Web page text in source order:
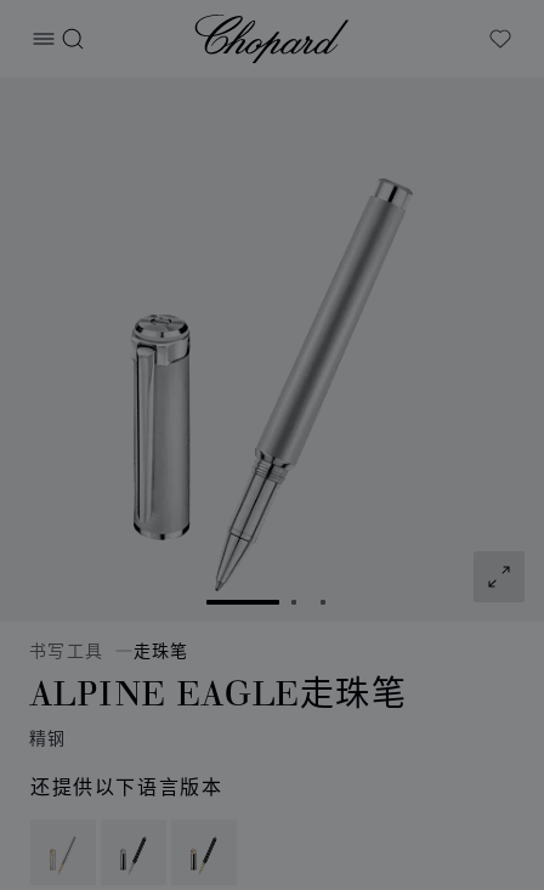
打开菜单
搜索
Chopard
My
转到幻灯片 1转到幻灯片 2
转到幻灯片 3
书写工具 走珠笔
ALPINE EAGLE走珠笔
精钢
还提供以下语言版本